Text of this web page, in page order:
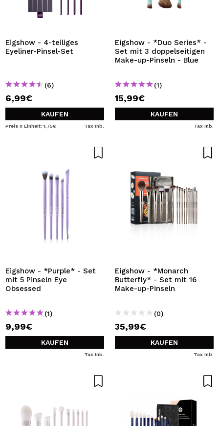
Eigshow - 4-teiliges
Eyeliner-Pinsel-Set
(6)
6,99€
KAUFEN
Preis x Einheit: 1,75€ Tax Inb.
Eigshow - *Duo Series* -
Set mit 3 doppelseitigen
Make-up-Pinseln - Blue
(1)
15,99€
KAUFEN
Tax Inb.
Eigshow - *Purple* - Set
mit 5 Pinseln Eye
Obsessed
(1)
9,99€
KAUFEN
Tax Inb.
Eigshow - *Monarch
Butterfly* - Set mit 16
Make-up-Pinseln
(0)
35,99€
KAUFEN
Tax Inb.